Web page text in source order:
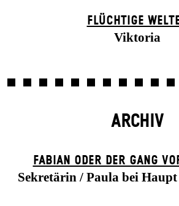
FLÜCHTIGE
Viktoria
ARCHIV
FABIAN ODER DER GANG
Sekretärin / Paula bei Haupt